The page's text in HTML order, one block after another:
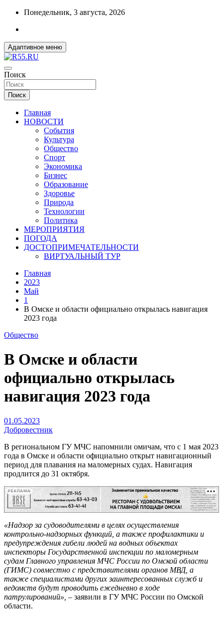
Перейти
содержимому
Понедельник, 3 августа, 2026
Адаптивное меню
R55.RU
ДОБРЫЕ ВЕСТИ ИЗ ОМСКА
Поиск
Поиск
Главная
НОВОСТИ
События
Культура
Общество
Спорт
Экономика
Бизнес
Образование
Здоровье
Природа
Технологии
Политика
МЕРОПРИЯТИЯ
ПОГОДА
ДОСТОПРИМЕЧАТЕЛЬНОСТИ
ВИРТУАЛЬНЫЙ ТУР
Главная
2023
Май
1
В Омске и области официально открылась навигация
2023 года
Общество
В Омске и области
официально открылась
навигация 2023 года
01.05.2023
Добровестник
В региональном ГУ МЧС напомнили омичам, что с 1 мая 2023
года в Омске и области официально открыт навигационный
период для плавания на маломерных судах. Навигация
продлится до 31 октября.
РЕКЛАМА
«Надзор за судоводителями в целях осуществления
контрольно-надзорных функций, а также профилактики и
предупреждения гибели людей на водных объектах
инспекторы Государственной инспекции по маломерным
судам Главного управления МЧС России по Омской области
(ГИМС) совместно с представителями органов МВД, а
также специалистами других заинтересованных служб и
ведомств будут проводить ежедневно в ходе
патрулирований», – заявили в ГУ МЧС России по Омской
области.